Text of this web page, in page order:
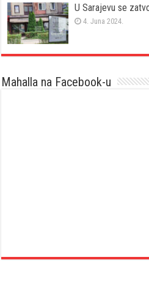
U Sarajevu se
4. Juna 2024.
Mahalla na Facebook-u